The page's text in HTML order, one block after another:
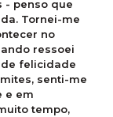
- penso que
Tornei-me
no
ressoei
felicidade
senti-me
e em
tempo,